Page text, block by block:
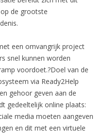
de grootste
een omvangrijk project
snel kunnen worden
voordoet.?Doel van de
via Ready2Help
gehoor geven aan de
gedeeltelijk online plaats:
media moeten aangeven
en dit met een virtuele